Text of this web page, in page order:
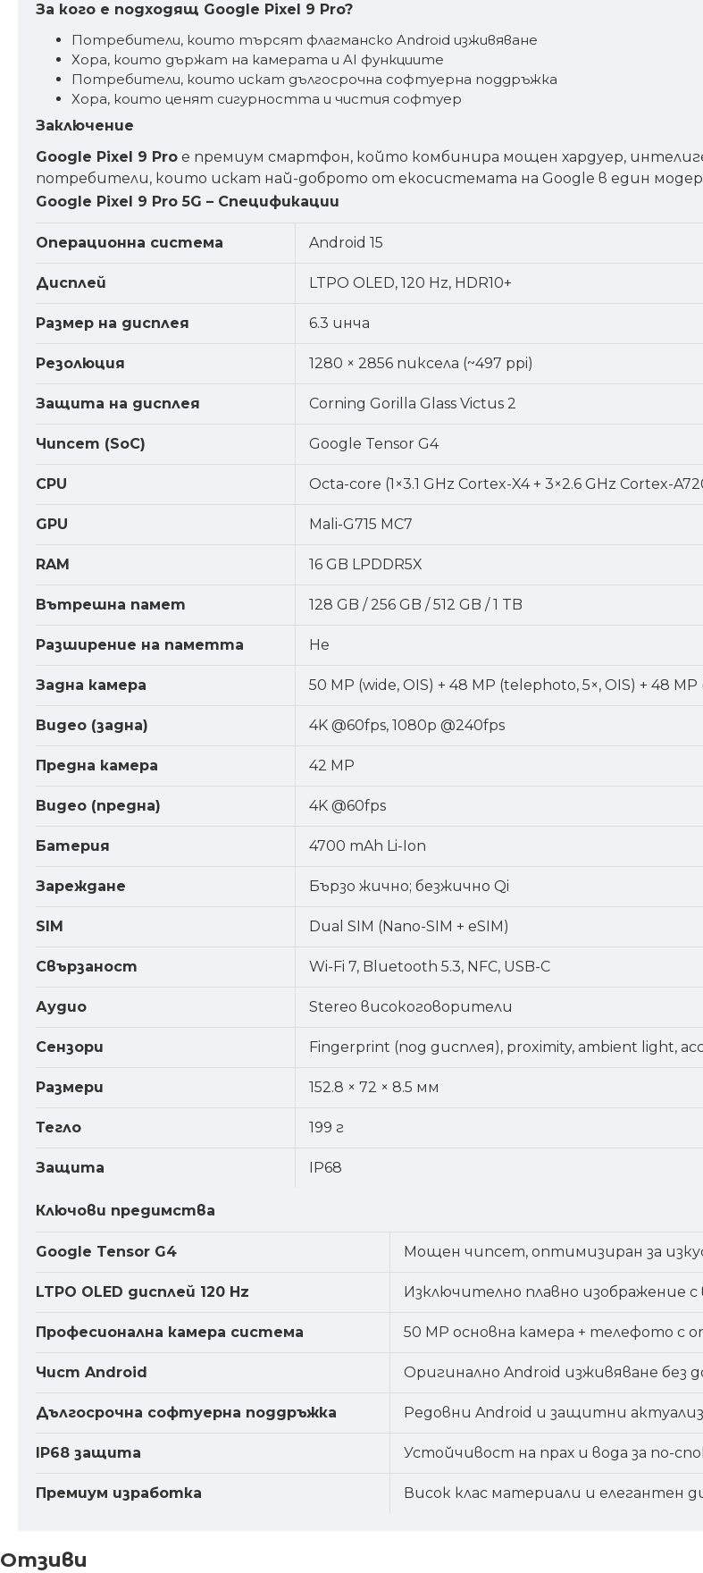
За кого е подходящ Google Pixel 9 Pro?
Потребители, които търсят флагманско Android изживяване
Хора, които държат на камерата и AI функциите
Потребители, които искат дългосрочна софтуерна поддръжка
Хора, които ценят сигурността и чистия софтуер
Заключение
Google Pixel 9 Pro е премиум смартфон, който комбинира мощен хардуер,
потребители, които искат най-доброто от екосистемата на Google в един
Google Pixel 9 Pro 5G – Спецификации
Операционна система Android 15
Дисплей LTPO OLED, 120 Hz, HDR10+
Размер на дисплея 6.3 инча
Резолюция 1280 × 2856 пиксела (~497 ppi)
Защита на дисплея Corning Gorilla Glass Victus 2
Чипсет (SoC) Google Tensor G4
CPU Octa-core (1×3.1 GHz Cortex-X4 + 3×2.6 GHz Cortex-
GPU Mali-G715 MC7
RAM 16 GB LPDDR5X
Вътрешна памет 128 GB / 256 GB / 512 GB / 1 TB
Разширение на паметта Не
Задна камера 50 MP (wide, OIS) + 48 MP (telephoto, 5×, OIS) + 48
Видео (задна) 4K @60fps, 1080p @240fps
Предна камера 42 MP
Видео (предна) 4K @60fps
Батерия 4700 mAh Li-Ion
Зареждане Бързо жично; безжично Qi
SIM Dual SIM (Nano-SIM + eSIM)
Свързаност Wi-Fi 7, Bluetooth 5.3, NFC, USB-C
Аудио Stereo високоговорители
Сензори Fingerprint (под дисплея), proximity, ambient light,
Размери 152.8 × 72 × 8.5 мм
Тегло 199 г
Защита IP68
Ключови предимства
Google Tensor G4 Мощен чипсет, оптимизиран за
LTPO OLED дисплей 120 Hz Изключително плавно изображение
Професионална камера система 50 MP основна камера + телефото с
Чист Android Оригинално Android изживяване без
Дългосрочна софтуерна поддръжка Редовни Android и защитни
IP68 защита Устойчивост на прах и вода за по-
Премиум изработка Висок клас материали и елегантен
Отзиви